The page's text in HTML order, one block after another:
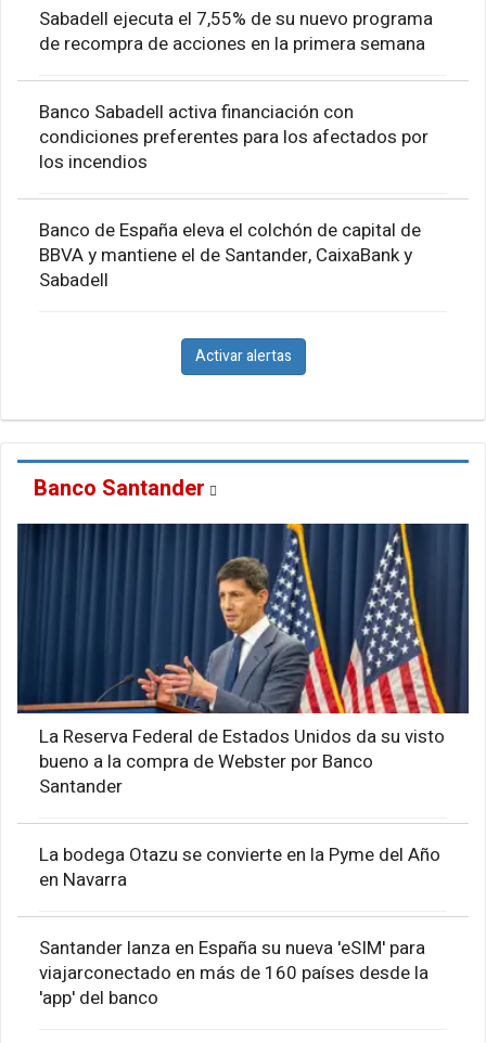
Sabadell ejecuta el 7,55% de su nuevo programa
de recompra de acciones en la primera semana
Banco Sabadell activa financiación con
condiciones preferentes para los afectados por
los incendios
Banco de España eleva el colchón de capital de
BBVA y mantiene el de Santander, CaixaBank y
Sabadell
Activar alertas
Banco Santander
La Reserva Federal de Estados Unidos da su visto
bueno a la compra de Webster por Banco
Santander
La bodega Otazu se convierte en la Pyme del Año
en Navarra
Santander lanza en España su nueva 'eSIM' para
viajarconectado en más de 160 países desde la
'app' del banco